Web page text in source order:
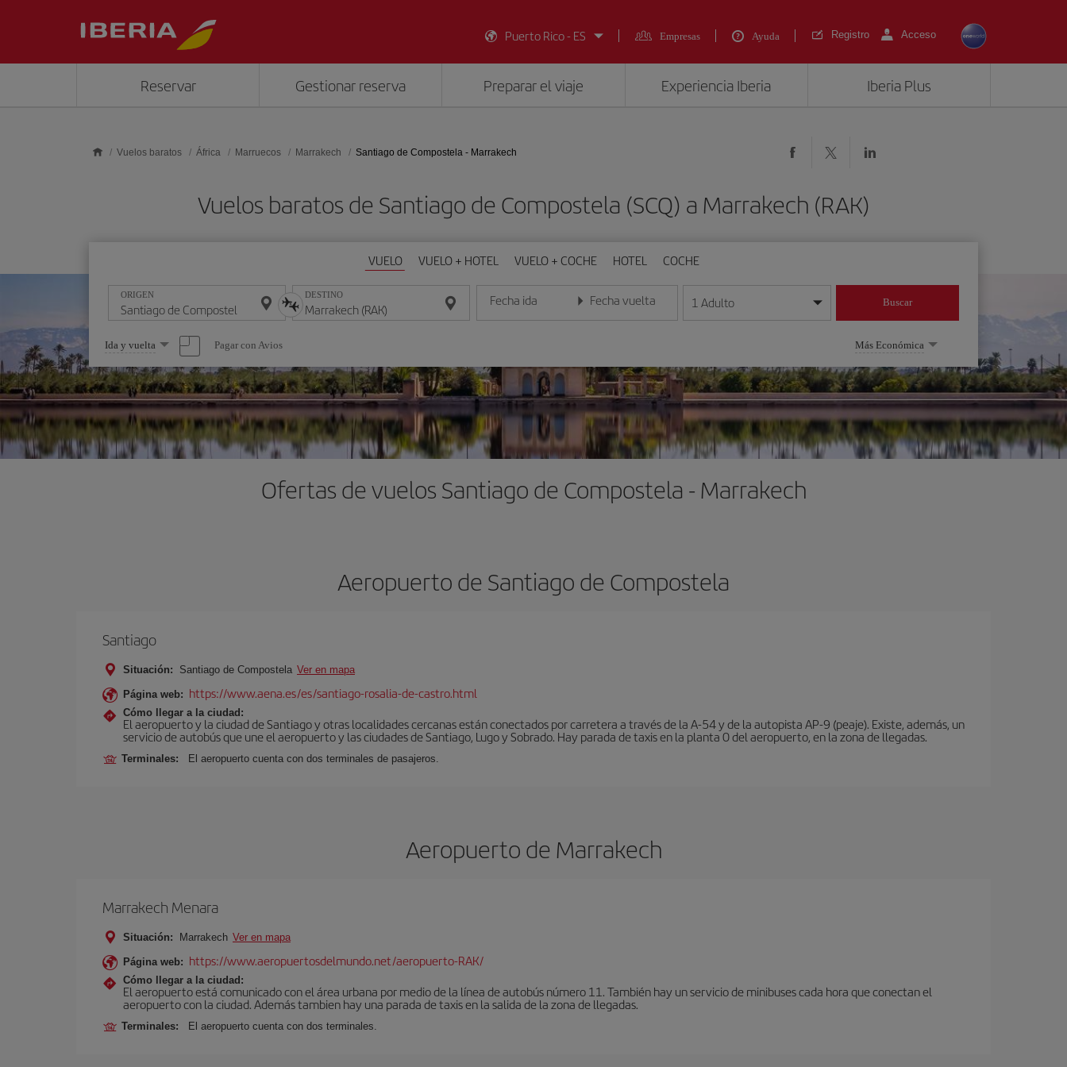
Puerto Rico - ES
Empresas Ayuda Registro Acceso
Reservar Gestionar reserva Preparar el viaje Experiencia Iberia Iberia Plus
Vuelos baratos África Marruecos Marrakech Santiago de Compostela - Marrakech
Vuelos baratos de Santiago de Compostela (SCQ) a Marrakech (RAK)
VUELO VUELO + HOTEL VUELO + COCHE HOTEL COCHE
ORIGEN DESTINO Fecha ida
Introduce la fecha en formato día/mes/año
Fecha vuelta
Introduce la fecha en formato día/mes/año
1 Adulto Buscar
Seleccione
una
opción
Ida y vuelta Pagar con Avios Más Económica
Ofertas de vuelos Santiago de Compostela - Marrakech
Aeropuerto de Santiago de Compostela
Santiago
Situación: Santiago de Compostela Ver en mapa
Página web: https://www.aena.es/es/santiago-rosalia-de-castro.html
Cómo llegar a la ciudad:
El aeropuerto y la ciudad de Santiago y otras localidades cercanas están conectados por carretera a través de la A-54 y de la autopista AP-9 (peaje). Existe, además, un
servicio de autobús que une el aeropuerto y las ciudades de Santiago, Lugo y Sobrado. Hay parada de taxis en la planta 0 del aeropuerto, en la zona de llegadas.
Terminales: El aeropuerto cuenta con dos terminales de pasajeros.
Aeropuerto de Marrakech
Marrakech Menara
Situación: Marrakech Ver en mapa
Página web: https://www.aeropuertosdelmundo.net/aeropuerto-RAK/
Cómo llegar a la ciudad:
El aeropuerto está comunicado con el área urbana por medio de la línea de autobús número 11. También hay un servicio de minibuses cada hora que conectan el
aeropuerto con la ciudad. Además tambien hay una parada de taxis en la salida de la zona de llegadas.
Terminales: El aeropuerto cuenta con dos terminales.